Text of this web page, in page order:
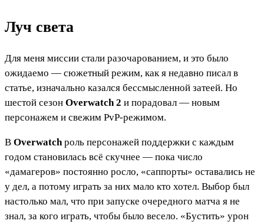
Луч света
Для меня миссии стали разочарованием, и это было
ожидаемо — сюжетный режим, как я недавно писал в
статье, изначально казался бессмысленной затеей. Но
шестой сезон Overwatch 2 и порадовал — новым
персонажем и свежим PvP-режимом.
В Overwatchроль персонажей поддержки с каждым
годом становилась всё скучнее — пока число
«дамагеров» постоянно росло, «саппорты» оставались не
у дел, а потому играть за них мало кто хотел. Выбор был
настолько мал, что при запуске очередного матча я не
знал, за кого играть, чтобы было весело. «Бустить» урон